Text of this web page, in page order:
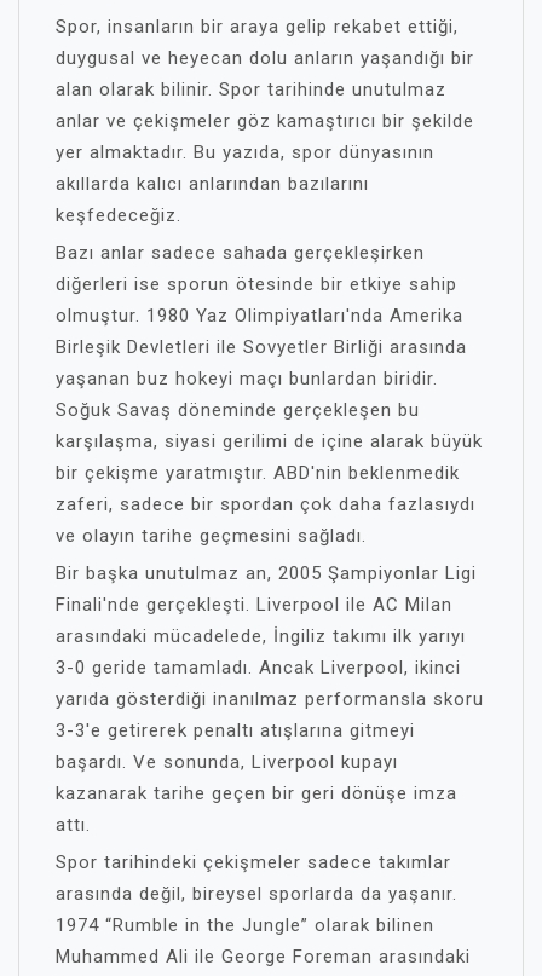
Spor, insanların bir araya gelip rekabet ettiği,
duygusal ve heyecan dolu anların yaşandığı bir
alan olarak bilinir. Spor tarihinde unutulmaz
anlar ve çekişmeler göz kamaştırıcı bir şekilde
yer almaktadır. Bu yazıda, spor dünyasının
akıllarda kalıcı anlarından bazılarını
keşfedeceğiz.
Bazı anlar sadece sahada gerçekleşirken
diğerleri ise sporun ötesinde bir etkiye sahip
olmuştur. 1980 Yaz Olimpiyatları'nda Amerika
Birleşik Devletleri ile Sovyetler Birliği arasında
yaşanan buz hokeyi maçı bunlardan biridir.
Soğuk Savaş döneminde gerçekleşen bu
karşılaşma, siyasi gerilimi de içine alarak büyük
bir çekişme yaratmıştır. ABD'nin beklenmedik
zaferi, sadece bir spordan çok daha fazlasıydı
ve olayın tarihe geçmesini sağladı.
Bir başka unutulmaz an, 2005 Şampiyonlar Ligi
Finali'nde gerçekleşti. Liverpool ile AC Milan
arasındaki mücadelede, İngiliz takımı ilk yarıyı
3-0 geride tamamladı. Ancak Liverpool, ikinci
yarıda gösterdiği inanılmaz performansla skoru
3-3'e getirerek penaltı atışlarına gitmeyi
başardı. Ve sonunda, Liverpool kupayı
kazanarak tarihe geçen bir geri dönüşe imza
attı.
Spor tarihindeki çekişmeler sadece takımlar
arasında değil, bireysel sporlarda da yaşanır.
1974 “Rumble in the Jungle” olarak bilinen
Muhammed Ali ile George Foreman arasındaki